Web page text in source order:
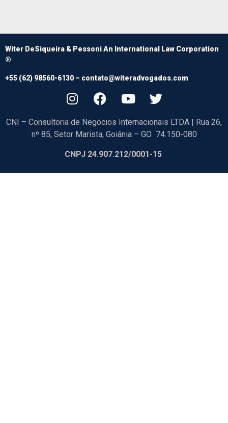
Witer DeSiqueira & Pessoni An International Law Corporation
®
+55 (62) 98560-6130 – contato@witeradvogados.com
CNI – Consultoria de Negócios Internacionais LTDA | Rua 26,
nº 85, Setor Marista, Goiânia – GO 74.150-080
CNPJ 24.907.212/0001-15